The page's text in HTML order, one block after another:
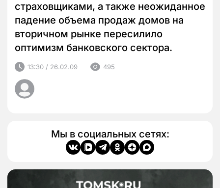
страховщиками, а также неожиданное
падение объема продаж домов на
вторичном рынке пересилило
оптимизм банковского сектора.
13:30 / 26.02.09 495
Мы в социальных сетях: